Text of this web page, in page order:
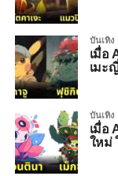
บันเทิง
เมื่อ
เมะ
บันเทิง
เมื่อ
ใหม่